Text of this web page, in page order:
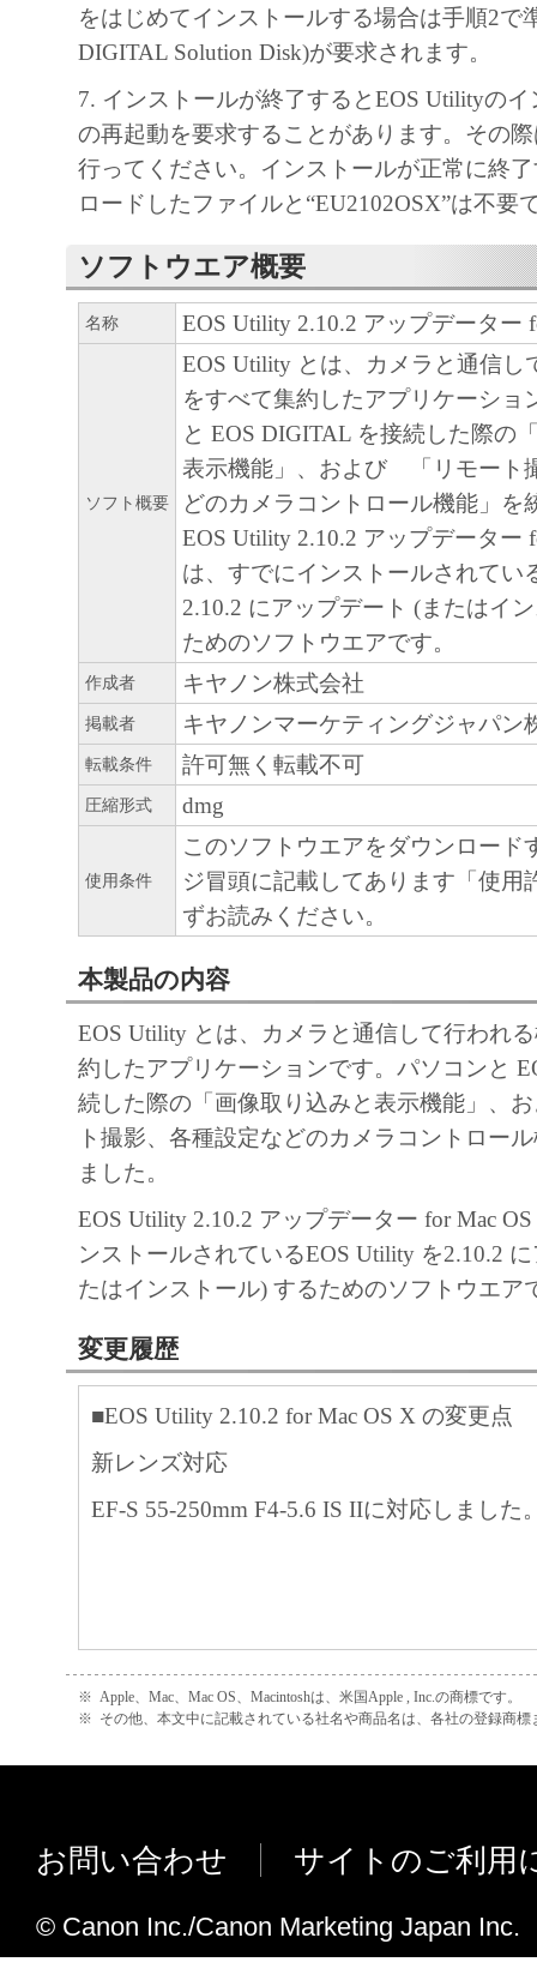
をはじめてインストールする場合は手順2で
DIGITAL Solution Disk)が要求されます。
7. インストールが終了するとEOS Utilityのイ
の再起動を要求することがあります。その
行ってください。インストールが正常に終
ロードしたファイルと“EU2102OSX”は不要
ソフトウエア概要
名称 EOS Utility 2.10.2 アップデーター
ソフト概要
EOS Utility とは、カメラと通信し
をすべて集約したアプリケーショ
と EOS DIGITAL を接続した際の
表示機能」、および 「リモート
どのカメラコントロール機能」を
EOS Utility 2.10.2 アップデーター
は、すでにインストールされてい
2.10.2 にアップデート (またはイ
ためのソフトウエアです。
作成者 キヤノン株式会社
掲載者 キヤノンマーケティングジャパン
転載条件 許可無く転載不可
圧縮形式 dmg
使用条件
このソフトウエアをダウンロード
ジ冒頭に記載してあります「使用
ずお読みください。
本製品の内容
EOS Utility とは、カメラと通信して行われ
約したアプリケーションです。パソコンと
続した際の「画像取り込みと表示機能」、
ト撮影、各種設定などのカメラコントロー
ました。
EOS Utility 2.10.2 アップデーター for Mac
ンストールされているEOS Utility を2.10.2
たはインストール) するためのソフトウエア
変更履歴
■EOS Utility 2.10.2 for Mac OS X の変更点
新レンズ対応
EF-S 55-250mm F4-5.6 IS IIに対応しました
※ Apple、Mac、Mac OS、Macintoshは、米国Apple , Inc.の商標です。
※ その他、本文中に記載されている社名や商品名は、各社の登録商標
お問い合わせ サイトのご利用
© Canon Inc./Canon Marketing Japan Inc.